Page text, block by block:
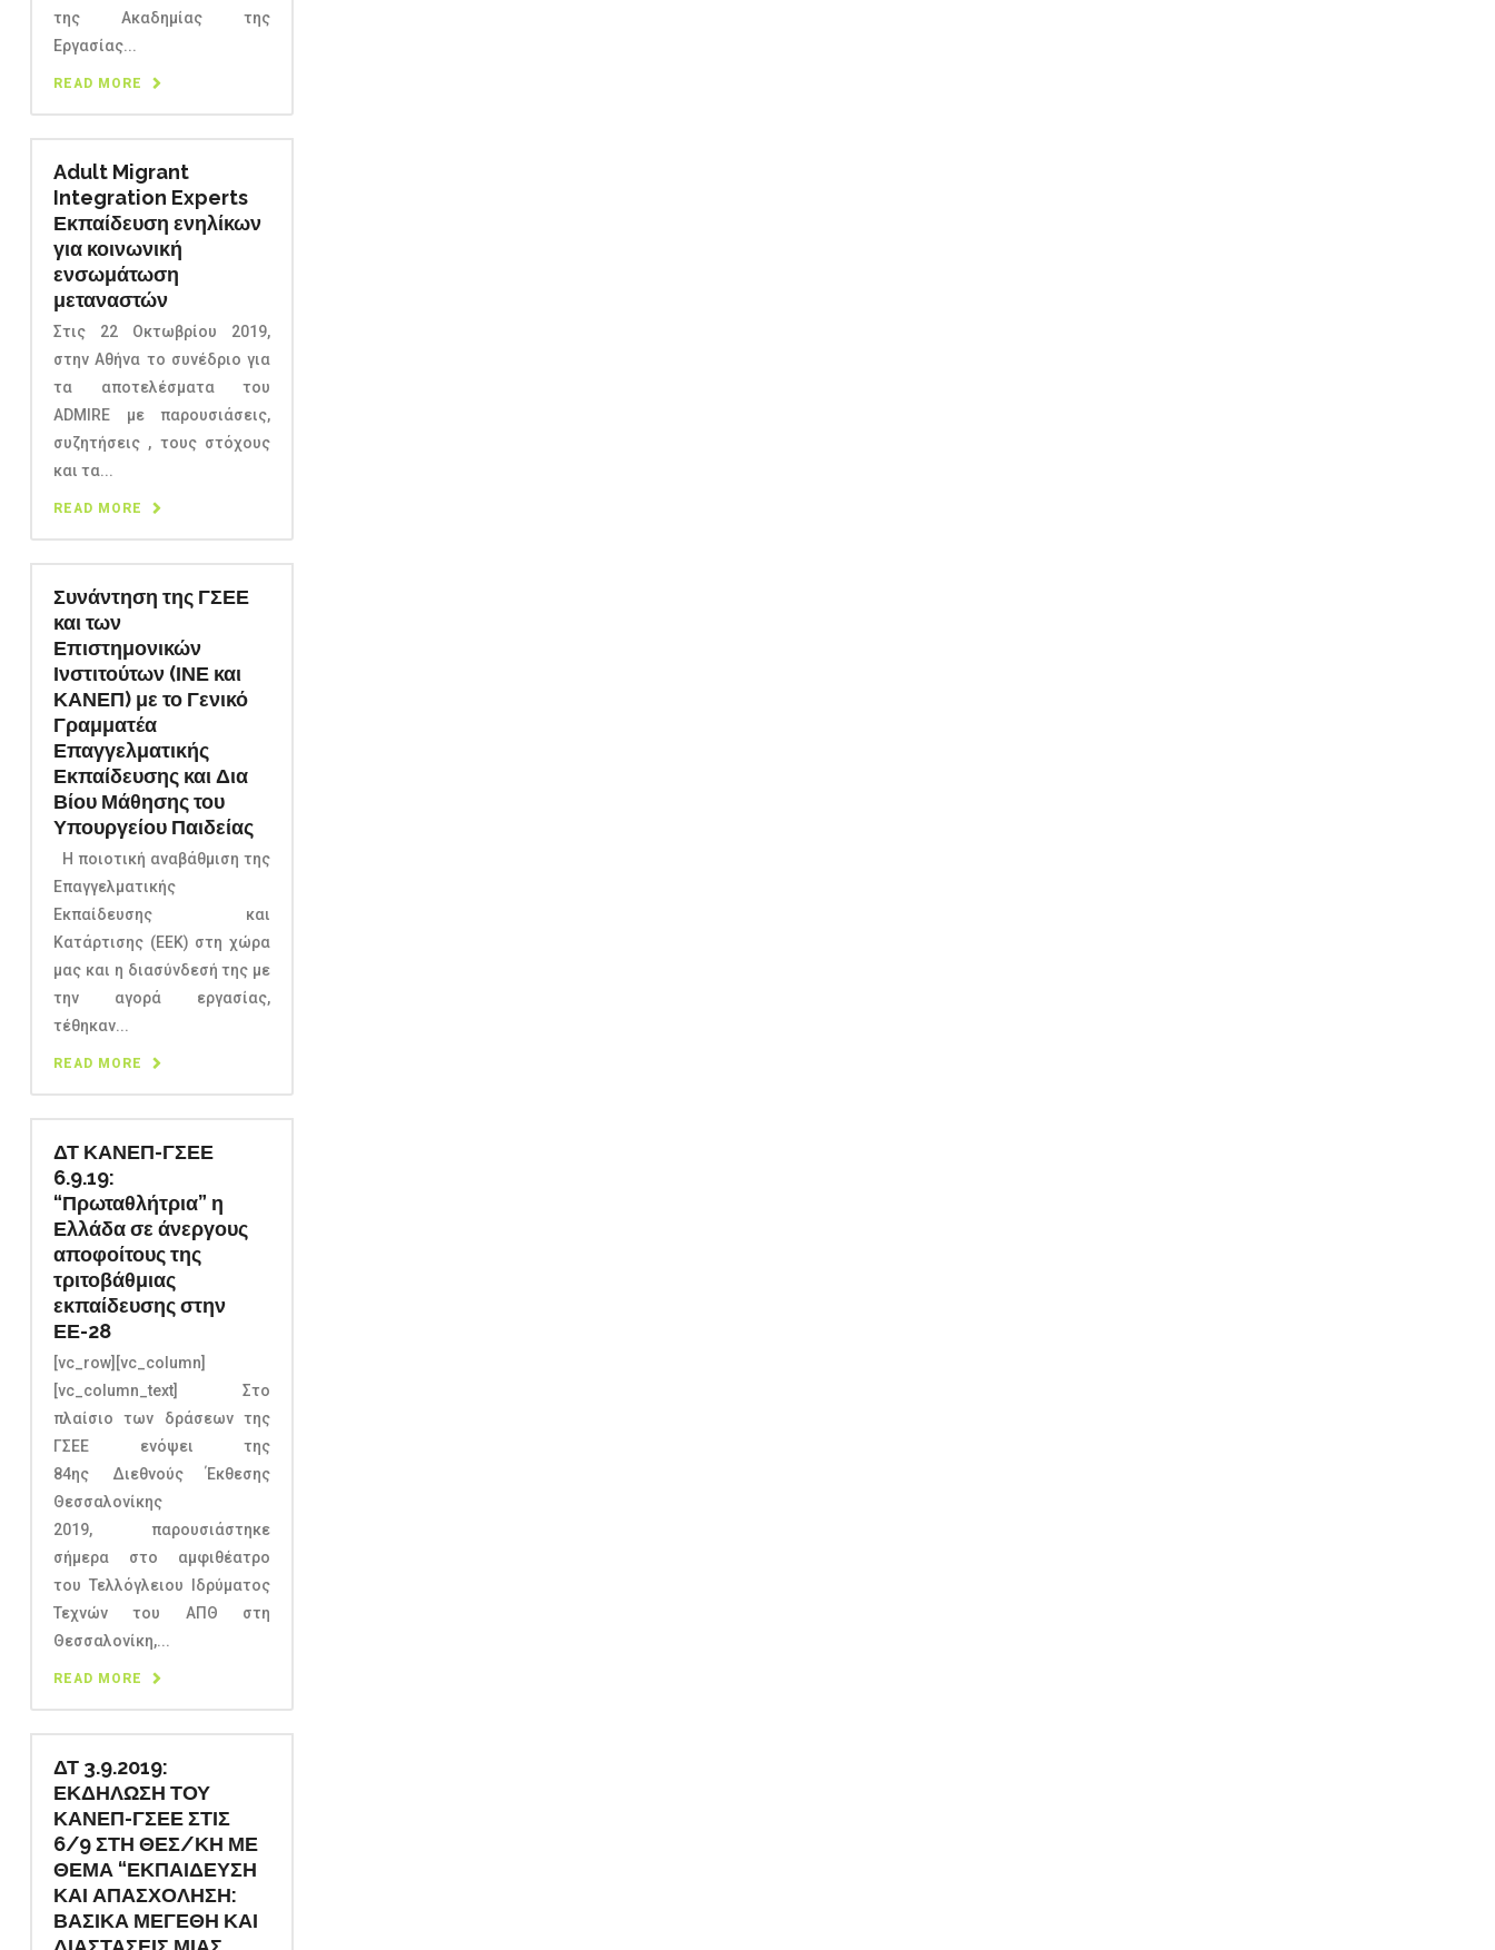
της Ακαδημίας της
Εργασίας...
READ MORE
Adult Migrant
Integration Experts
Εκπαίδευση ενηλίκων
για κοινωνική
ενσωμάτωση
μεταναστών
Στις 22 Οκτωβρίου 2019,
στην Αθήνα το συνέδριο για
τα αποτελέσματα του
ADMIRE με παρουσιάσεις,
συζητήσεις , τους στόχους
και τα...
READ MORE
Συνάντηση της ΓΣΕΕ
και των
Επιστημονικών
Ινστιτούτων (ΙΝΕ και
ΚΑΝΕΠ) με το Γενικό
Γραμματέα
Επαγγελματικής
Εκπαίδευσης και Δια
Βίου Μάθησης του
Υπουργείου Παιδείας
Η ποιοτική αναβάθμιση της
Επαγγελματικής
Εκπαίδευσης και
Κατάρτισης (ΕΕΚ) στη χώρα
μας και η διασύνδεσή της με
την αγορά εργασίας,
τέθηκαν...
READ MORE
ΔΤ ΚΑΝΕΠ-ΓΣΕΕ
6.9.19:
“Πρωταθλήτρια” η
Ελλάδα σε άνεργους
αποφοίτους της
τριτοβάθμιας
εκπαίδευσης στην
ΕΕ-28
[vc_row][vc_column]
[vc_column_text] Στο
πλαίσιο των δράσεων της
ΓΣΕΕ ενόψει της
84ης Διεθνούς Έκθεσης
Θεσσαλονίκης
2019, παρουσιάστηκε
σήμερα στο αμφιθέατρο
του Τελλόγλειου Ιδρύματος
Τεχνών του ΑΠΘ στη
Θεσσαλονίκη,...
READ MORE
ΔΤ 3.9.2019:
ΕΚΔΗΛΩΣΗ ΤΟΥ
ΚΑΝΕΠ-ΓΣΕΕ ΣΤΙΣ
6/9 ΣΤΗ ΘΕΣ/ΚΗ ΜΕ
ΘΕΜΑ “ΕΚΠΑΙΔΕΥΣΗ
ΚΑΙ ΑΠΑΣΧΟΛΗΣΗ:
ΒΑΣΙΚΑ ΜΕΓΕΘΗ ΚΑΙ